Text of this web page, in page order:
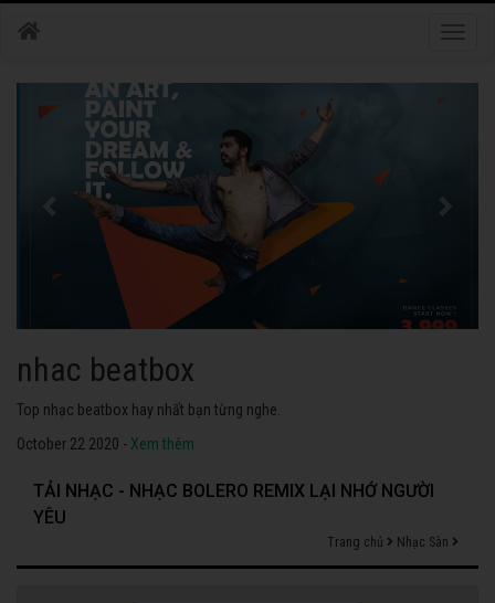
nhac dance
Những bài nhạc dance tuyển chọn 2020 hay nhất.
October 22 2020 - Xem thêm
TẢI NHẠC - NHẠC BOLERO REMIX LẠI NHỚ NGƯỜI
YÊU
Trang chủ Nhạc Sàn